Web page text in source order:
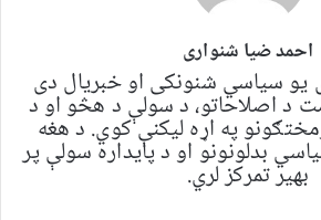
احمد ضیا شنواری
یو سياسي شنونکی او خبریال دی
د اصلاحاتو، د سولې د هڅو او د
په اړه لیکنې کوي. د هغه
بدلونونو او د پایداره سولې پر
بهیر تمرکز لري.